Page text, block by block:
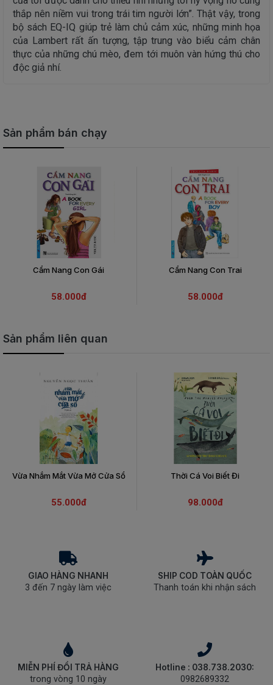
thắp nên niềm vui trong trái tim người lớn”. Thật vậy, trong
bộ sách EQ-IQ giúp trẻ làm chủ cảm xúc, những minh họa
của Lambert rất ấn tượng, tập trung vào biểu cảm chân
thực của những chú mèo, đem tới muôn vàn hứng thú cho
độc giả nhí.
Sản phẩm bán chạy
Cẩm Nang Con Gái
58.000đ
Cẩm Nang Con Trai
58.000đ
Sản phẩm liên quan
Vừa Nhắm Mắt Vừa Mở Cửa Sổ
55.000đ
Thời Cá Voi Biết Đi
98.000đ
GIAO HÀNG NHANH
3 đến 7 ngày làm việc
SHIP COD TOÀN QUỐC
Thanh toán khi nhận sách
MIỄN PHÍ ĐỔI TRẢ HÀNG
trong vòng 10 ngày
Hotline : 038.738.2030:
0982689332